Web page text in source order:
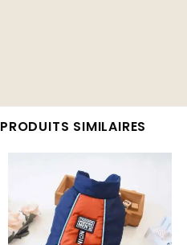
PRODUITS SIMILAIRES